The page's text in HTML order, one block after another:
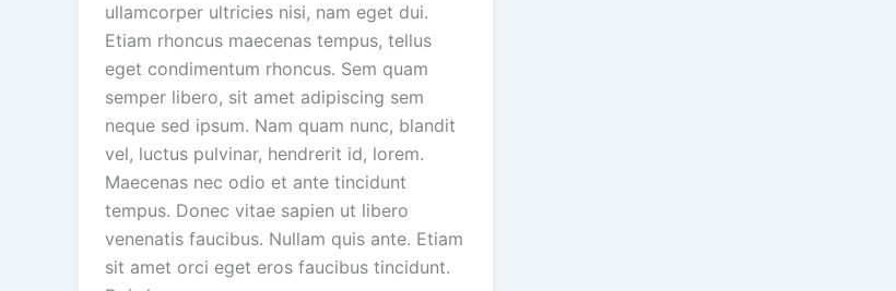
ullamcorper ultricies nisi, nam eget dui.
Etiam rhoncus maecenas tempus, tellus
eget condimentum rhoncus. Sem quam
semper libero, sit amet adipiscing sem
neque sed ipsum. Nam quam nunc, blandit
vel, luctus pulvinar, hendrerit id, lorem.
Maecenas nec odio et ante tincidunt
tempus. Donec vitae sapien ut libero
venenatis faucibus. Nullam quis ante. Etiam
sit amet orci eget eros faucibus tincidunt.